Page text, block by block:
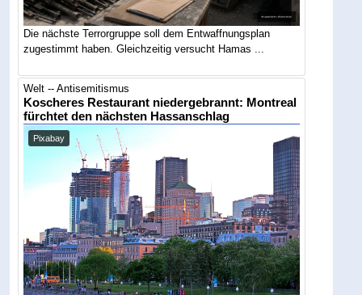
Die nächste Terrorgruppe soll dem Entwaffnungsplan
zugestimmt haben. Gleichzeitig versucht Hamas ...
Welt -- Antisemitismus
Koscheres Restaurant niedergebrannt: Montreal
fürchtet den nächsten Hassanschlag
Pixabay